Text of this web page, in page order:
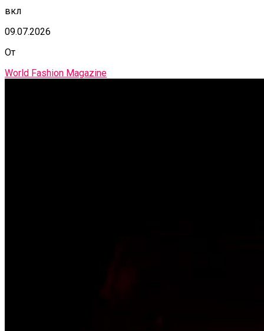
вкл
09.07.2026
От
World Fashion Magazine